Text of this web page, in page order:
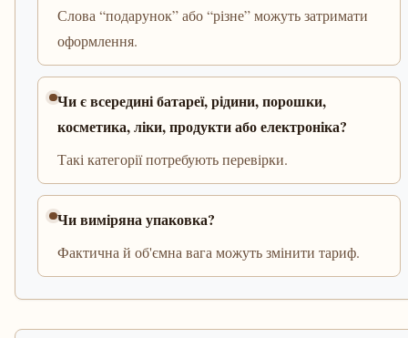
Слова “подарунок” або “різне” можуть затримати
оформлення.
Чи є всередині батареї, рідини, порошки,
косметика, ліки, продукти або електроніка?
Такі категорії потребують перевірки.
Чи виміряна упаковка?
Фактична й об'ємна вага можуть змінити тариф.